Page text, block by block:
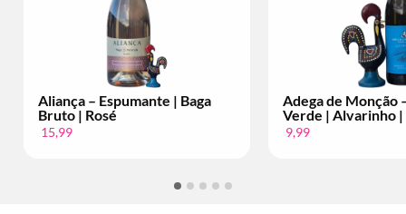
| Baga
Adega de Monção – Vinho
Verde | Alvarinho | Per Fles